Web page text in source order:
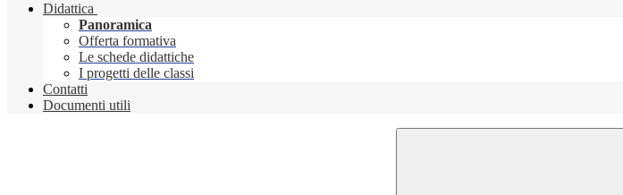
Didattica
Panoramica
Offerta formativa
Le schede didattiche
I progetti delle classi
Contatti
Documenti utili